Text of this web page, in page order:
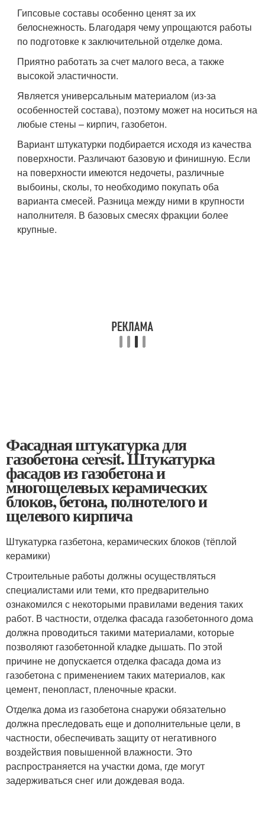
Гипсовые составы особенно ценят за их
белоснежность. Благодаря чему упрощаются работы
по подготовке к заключительной отделке дома.
Приятно работать за счет малого веса, а также
высокой эластичности.
Является универсальным материалом (из-за
особенностей состава), поэтому может на носиться на
любые стены – кирпич, газобетон.
Вариант штукатурки подбирается исходя из качества
поверхности. Различают базовую и финишную. Если
на поверхности имеются недочеты, различные
выбоины, сколы, то необходимо покупать оба
варианта смесей. Разница между ними в крупности
наполнителя. В базовых смесях фракции более
крупные.
Фасадная штукатурка для
газобетона ceresit. Штукатурка
фасадов из газобетона и
многощелевых керамических
блоков, бетона, полнотелого и
щелевого кирпича
Штукатурка газбетона, керамических блоков (тёплой
керамики)
Строительные работы должны осуществляться
специалистами или теми, кто предварительно
ознакомился с некоторыми правилами ведения таких
работ. В частности, отделка фасада газобетонного дома
должна проводиться такими материалами, которые
позволяют газобетонной кладке дышать. По этой
причине не допускается отделка фасада дома из
газобетона с применением таких материалов, как
цемент, пенопласт, пленочные краски.
Отделка дома из газобетона снаружи обязательно
должна преследовать еще и дополнительные цели, в
частности, обеспечивать защиту от негативного
воздействия повышенной влажности. Это
распространяется на участки дома, где могут
задерживаться снег или дождевая вода.